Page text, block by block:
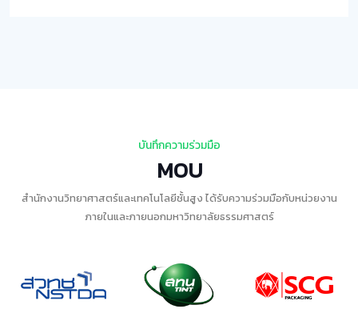
บันทึกความร่วมมือ
MOU
สำนักงานวิทยาศาสตร์และเทคโนโลยีชั้นสูง ได้รับความร่วมมือกับหน่วยงาน
ภายในและภายนอกมหาวิทยาลัยธรรมศาสตร์